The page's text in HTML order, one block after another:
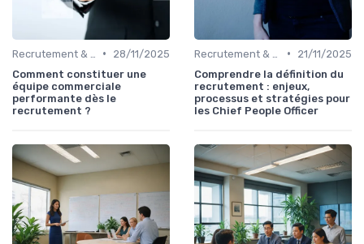
•
28/11/2025
Comment constituer une
équipe commerciale
performante dès le
recrutement ?
•
21/11/2025
Comprendre la définition du
recrutement : enjeux,
processus et stratégies pour
les Chief People Officer